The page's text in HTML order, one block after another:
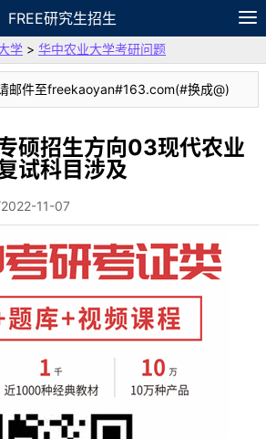
FREE研究生招生
题 APP 笔记
论坛
学 > 华中农业大学考研问题
邮件至freekaoyan#163.com(#换成@)
硕招生方向03现代农业
试科目涉及
11-07